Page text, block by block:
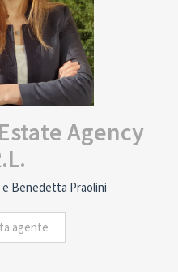
Agency
Benedetta Praolini
agente